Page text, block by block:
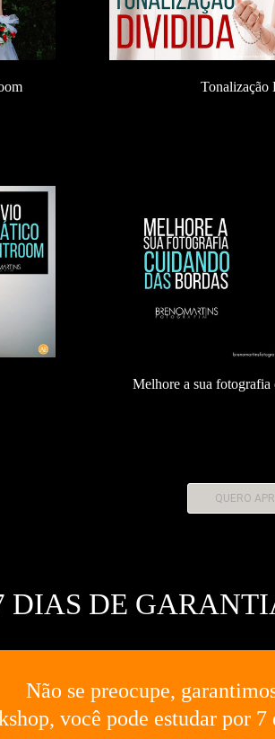
Tonalização
Melhore a sua fotografia
QUERO
DIAS DE
Não se preocupe,
você pode estudar por 7